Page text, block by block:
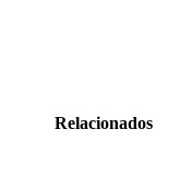
Relacionados